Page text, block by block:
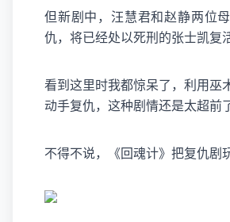
但新剧中，汪慧君和赵静两位
仇，将已经处以死刑的张士凯复
看到这里时我都惊呆了，利用巫
动手复仇，这种剧情还是太超前
不得不说，《回魂计》把复仇剧